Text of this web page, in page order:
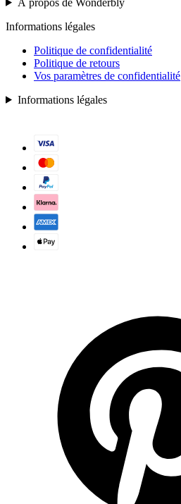
Informations légales
Politique de confidentialité
Politique de retours
Vos paramètres de confidentialité
Informations légales